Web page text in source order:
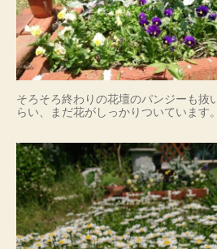
そろそろ終わりの花壇のパンジーも抜
らい、まだ花がしっかりついています。